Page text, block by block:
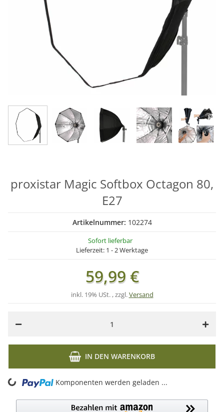
proxistar Magic Softbox Octagon 80,
E27
Artikelnummer: 102274
Sofort lieferbar
Lieferzeit: 1 - 2 Werktage
59,99 €
inkl. 19% USt. , zzgl.Versand
IN DEN WARENKORB
Komponenten werden geladen ...